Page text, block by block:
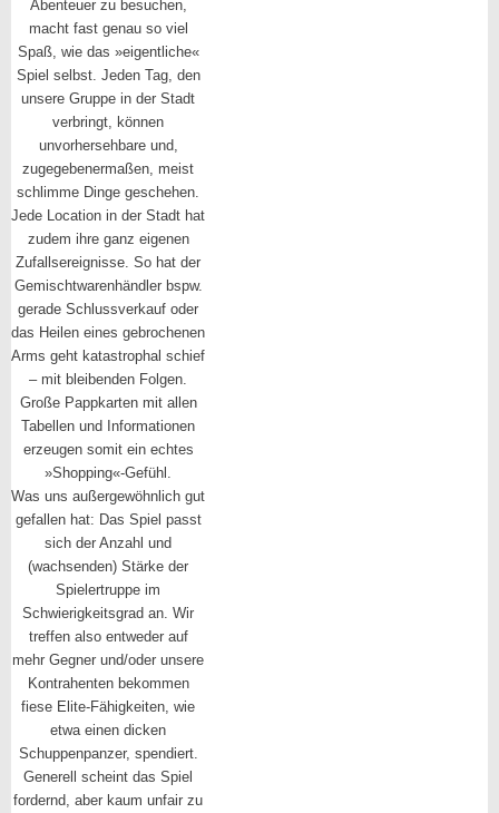
Abenteuer zu besuchen,
macht fast genau so viel
Spaß, wie das »eigentliche«
Spiel selbst. Jeden Tag, den
unsere Gruppe in der Stadt
verbringt, können
unvorhersehbare und,
zugegebenermaßen, meist
schlimme Dinge geschehen.
Jede Location in der Stadt hat
zudem ihre ganz eigenen
Zufallsereignisse. So hat der
Gemischtwarenhändler bspw.
gerade Schlussverkauf oder
das Heilen eines gebrochenen
Arms geht katastrophal schief
– mit bleibenden Folgen.
Große Pappkarten mit allen
Tabellen und Informationen
erzeugen somit ein echtes
»Shopping«-Gefühl.
Was uns außergewöhnlich gut
gefallen hat: Das Spiel passt
sich der Anzahl und
(wachsenden) Stärke der
Spielertruppe im
Schwierigkeitsgrad an. Wir
treffen also entweder auf
mehr Gegner und/oder unsere
Kontrahenten bekommen
fiese Elite-Fähigkeiten, wie
etwa einen dicken
Schuppenpanzer, spendiert.
Generell scheint das Spiel
fordernd, aber kaum unfair zu